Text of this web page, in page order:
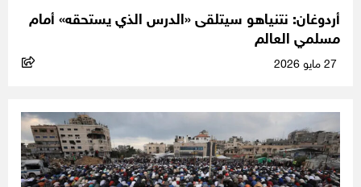
أردوغان: نتنياهو سيتلقى «الدرس الذي يستحقه» أمام
مسلمي العالم